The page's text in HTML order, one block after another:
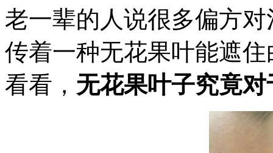
老一辈的人说很多偏方
传着一种无花果叶能遮
看看， 无花果叶子究竟